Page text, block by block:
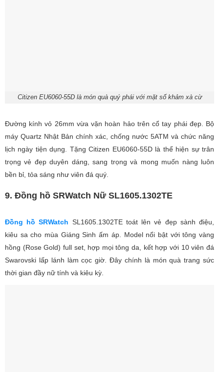
Citizen EU6060-55D là món quà quý phái với mặt số khảm xà cừ
Đường kính vỏ 26mm vừa vặn hoàn hảo trên cổ tay phái đẹp. Bộ
máy Quartz Nhật Bản chính xác, chống nước 5ATM và chức năng
lịch ngày tiện dụng. Tặng Citizen EU6060-55D là thể hiện sự trân
trọng vẻ đẹp duyên dáng, sang trọng và mong muốn nàng luôn
bền bỉ, tỏa sáng như viên đá quý.
9. Đồng hồ SRWatch Nữ SL1605.1302TE
Đồng hồ SRWatch SL1605.1302TE toát lên vẻ đẹp sành điệu,
kiêu sa cho mùa Giáng Sinh ấm áp. Model nổi bật với tông vàng
hồng (Rose Gold) full set, hợp mọi tông da, kết hợp với 10 viên đá
Swarovski lấp lánh làm cọc giờ. Đây chính là món quà trang sức
thời gian đầy nữ tính và kiêu kỳ.